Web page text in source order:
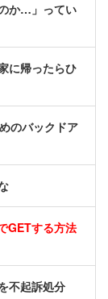
か…」ってい
に帰ったらひ
のバックドア
GETする方法
不起訴処分